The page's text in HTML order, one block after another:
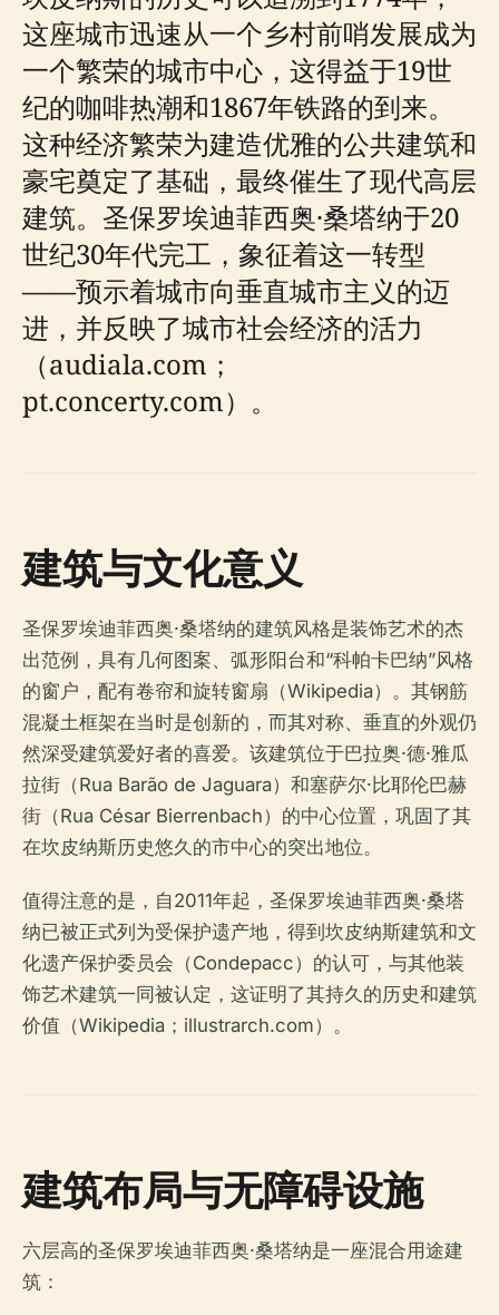
这座城市迅速从一个乡村前哨发展成为
一个繁荣的城市中心，这得益于19世
纪的咖啡热潮和1867年铁路的到来。
这种经济繁荣为建造优雅的公共建筑和
豪宅奠定了基础，最终催生了现代高层
建筑。圣保罗埃迪菲西奥·桑塔纳于20
世纪30年代完工，象征着这一转型
——预示着城市向垂直城市主义的迈
进，并反映了城市社会经济的活力
（audiala.com；
pt.concerty.com）。
建筑与文化意义
圣保罗埃迪菲西奥·桑塔纳的建筑风格是装饰艺术的杰
出范例，具有几何图案、弧形阳台和“科帕卡巴纳”风格
的窗户，配有卷帘和旋转窗扇（Wikipedia）。其钢筋
混凝土框架在当时是创新的，而其对称、垂直的外观仍
然深受建筑爱好者的喜爱。该建筑位于巴拉奥·德·雅瓜
拉街（Rua Barão de Jaguara）和塞萨尔·比耶伦巴赫
街（Rua César Bierrenbach）的中心位置，巩固了其
在坎皮纳斯历史悠久的市中心的突出地位。
值得注意的是，自2011年起，圣保罗埃迪菲西奥·桑塔
纳已被正式列为受保护遗产地，得到坎皮纳斯建筑和文
化遗产保护委员会（Condepacc）的认可，与其他装
饰艺术建筑一同被认定，这证明了其持久的历史和建筑
价值（Wikipedia；illustrarch.com）。
建筑布局与无障碍设施
六层高的圣保罗埃迪菲西奥·桑塔纳是一座混合用途建
筑：